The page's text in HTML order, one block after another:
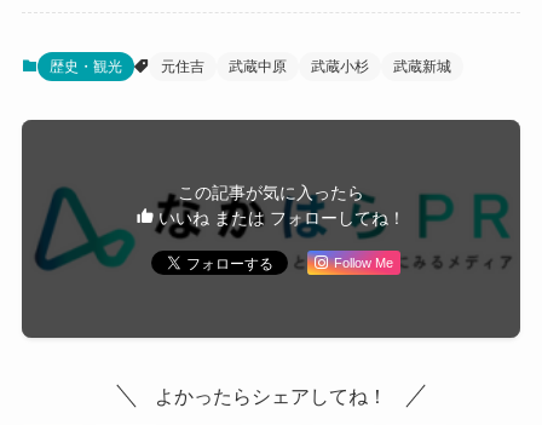
歴史・観光 元住吉 武蔵中原 武蔵小杉 武蔵新城
この記事が気に入ったら
いいね または フォローしてね！
Follow Me
よかったらシェアしてね！